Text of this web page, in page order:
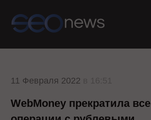
11 Февраля 2022
WebMoney прекратила все